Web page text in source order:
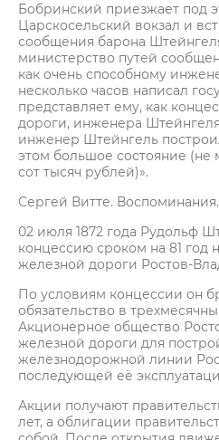
Бобринский приезжает под
Царскосельский вокзал и
сообщения барона
министерство путей
как очень способному
несколько часов написал
представляет ему, как
дороги, инженера
инженер Штейнгель
этом большое состояние (не
сот тысяч рублей)».
Сергей Витте. Воспоминания.
02 июля 1872 года Рудольф
концессию сроком на 81 год
железной дороги Ростов-
По условиям концессии он
обязательство в
Акционерное общество
железной дороги для
железнодорожной линии
последующей её
Акции получают
лет, а облигации